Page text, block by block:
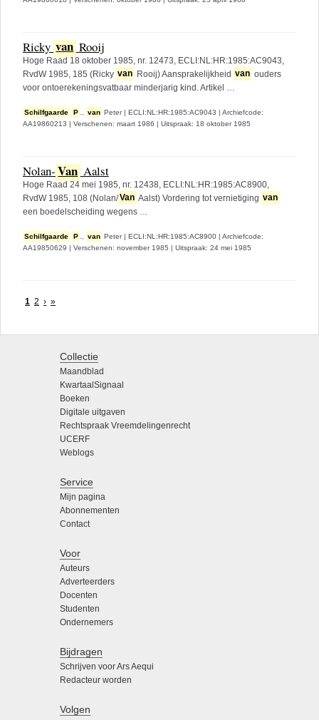
Ricky van Rooij
Hoge Raad 18 oktober 1985, nr. 12473, ECLI:NL:HR:1985:AC9043,
RvdW 1985, 185 (Ricky van Rooij) Aansprakelijkheid van ouders
voor ontoerekeningsvatbaar minderjarig kind. Artikel …
Schilfgaarde P van Peter | ECLI:NL:HR:1985:AC9043 | Archiefcode:
AA19860213 | Verschenen: maart 1986 | Uitspraak: 18 oktober 1985
Nolan-Van Aalst
Hoge Raad 24 mei 1985, nr. 12438, ECLI:NL:HR:1985:AC8900,
RvdW 1985, 108 (Nolan/Van Aalst) Vordering tot vernietiging van
een boedelscheiding wegens …
Schilfgaarde P van Peter | ECLI:NL:HR:1985:AC8900 | Archiefcode:
AA19850629 | Verschenen: november 1985 | Uitspraak: 24 mei 1985
1 2 › »
Collectie
Maandblad
KwartaalSignaal
Boeken
Digitale uitgaven
Rechtspraak Vreemdelingenrecht
UCERF
Weblogs
Service
Mijn pagina
Abonnementen
Contact
Voor
Auteurs
Adverteerders
Docenten
Studenten
Ondernemers
Bijdragen
Schrijven voor Ars Aequi
Redacteur worden
Volgen